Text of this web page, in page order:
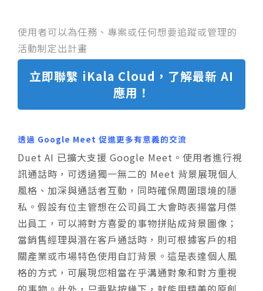
使用者可以為任務、專案或任何想要追蹤或管理的
活動制定出計畫
立即聯繫 iKala Cloud，了解最新 AI
應用！
透過 Google Meet 促進更多有意義的交流
Duet AI 已擴大支援 Google Meet。使用者進行視
訊通話時，可透過獨一無二的 Meet 背景展現個人
風格、加深與通話者互動，同時確保周圍環境的隱
私。假設有位主管想在公司員工大會時表揚當月傑
出員工，可以將對方喜愛的事物拼貼成背景圖像；
當銷售經理與潛在客戶通話時，則可根據客戶的相
關產業或市場特色使用自訂背景。這是表達個人風
格的方式，可展現您相當在乎溝通對象和對方重視